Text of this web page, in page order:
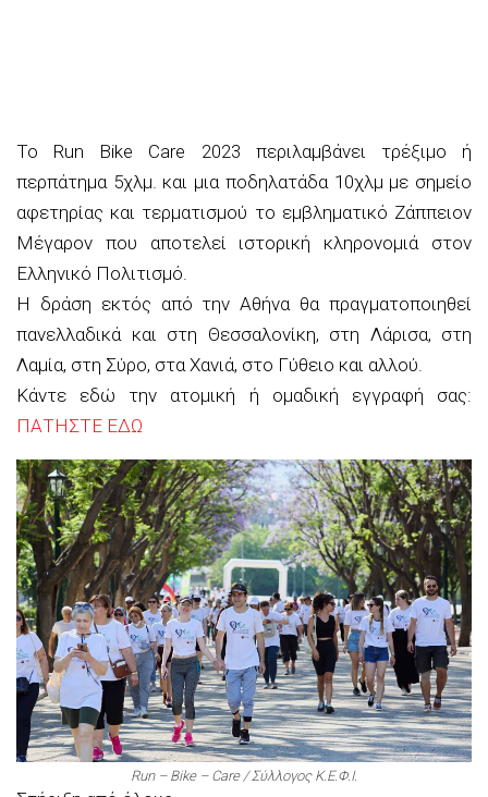
Το Run Bike Care 2023 περιλαμβάνει τρέξιμο ή
περπάτημα 5χλμ. και μια ποδηλατάδα 10χλμ με σημείο
αφετηρίας και τερματισμού το εμβληματικό Ζάππειον
Μέγαρον που αποτελεί ιστορική κληρονομιά στον
Ελληνικό Πολιτισμό.
Η δράση εκτός από την Αθήνα θα πραγματοποιηθεί
πανελλαδικά και στη Θεσσαλονίκη, στη Λάρισα, στη
Λαμία, στη Σύρο, στα Χανιά, στο Γύθειο και αλλού.
Κάντε εδώ την ατομική ή ομαδική εγγραφή σας:
ΠΑΤΗΣΤΕ ΕΔΩ
Run – Bike – Care / Σύλλογος Κ.Ε.Φ.Ι.